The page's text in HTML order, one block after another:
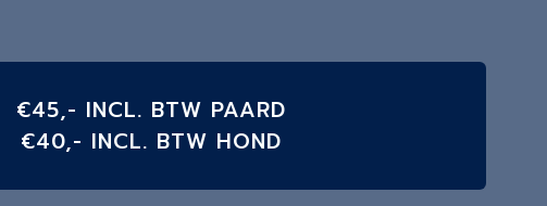
€45,- INCL. BTW PAARD
€40,- INCL. BTW HOND